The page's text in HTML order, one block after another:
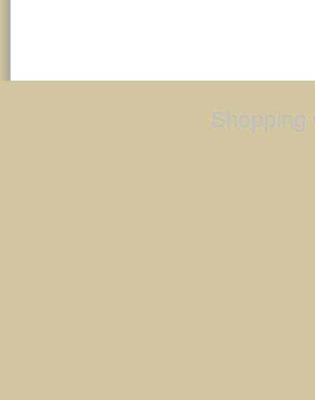
Shopping